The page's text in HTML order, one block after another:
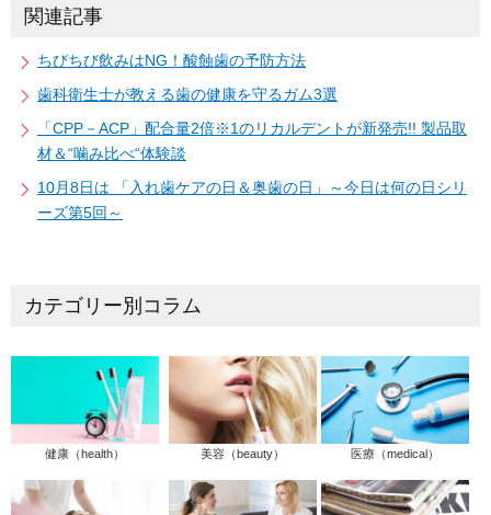
関連記事
ちびちび飲みはNG！酸蝕歯の予防方法
歯科衛生士が教える歯の健康を守るガム3選
「CPP－ACP」配合量2倍※1のリカルデントが新発売!! 製品取
材＆“噛み比べ“体験談
10月8日は 「入れ歯ケアの日＆奥歯の日」～今日は何の日シリ
ーズ第5回～
カテゴリー別コラム
健康（health） 美容（beauty） 医療（medical）